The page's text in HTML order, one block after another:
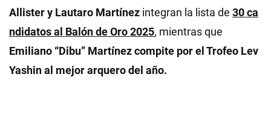
Allister y Lautaro Martínez integran la lista de 30 ca
ndidatos al Balón de Oro 2025, mientras que
Emiliano “Dibu” Martínez compite por el Trofeo Lev
Yashin al mejor arquero del año.